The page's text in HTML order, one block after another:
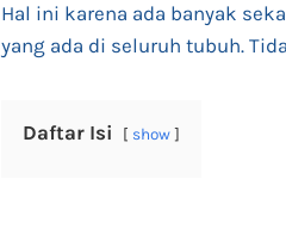
Hal ini karena ada banyak
yang ada di seluruh tubuh.
Daftar Isi show